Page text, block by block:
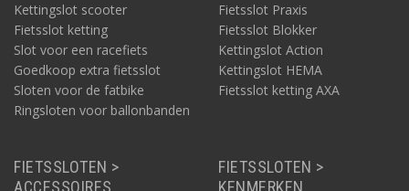
Kettingslot scooter
Fietsslot ketting
Slot voor een racefiets
Goedkoop extra fietsslot
Sloten voor de fatbike
Ringsloten voor ballonbanden
Fietsslot Praxis
Fietsslot Blokker
Kettingslot Action
Kettingslot HEMA
Fietsslot ketting AXA
FIETSSLOTEN >
ACCESSOIRES
FIETSSLOTEN >
KENMERKEN